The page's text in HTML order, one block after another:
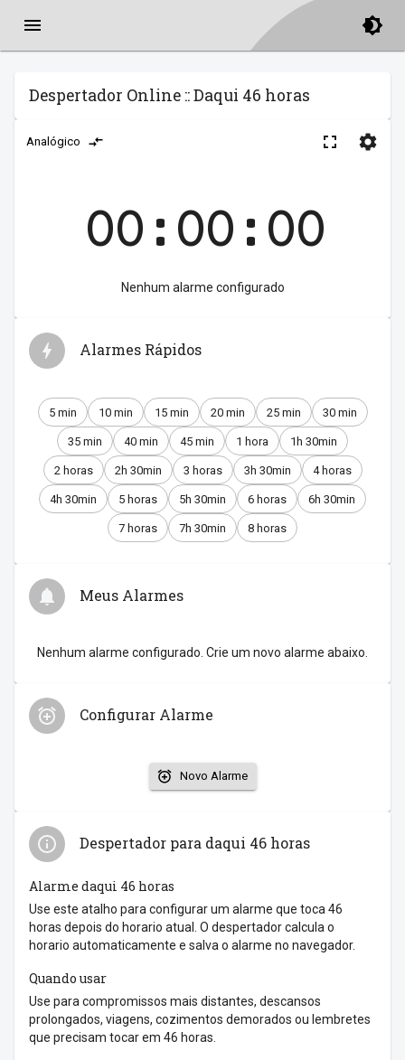
Despertador Online :: Daqui 46 horas
Analógico
00:00:00
Nenhum alarme configurado
Alarmes Rápidos
5 min 10 min 15 min 20 min 25 min 30 min
35 min 40 min 45 min 1 hora 1h 30min
2 horas 2h 30min 3 horas 3h 30min 4 horas
4h 30min 5 horas 5h 30min 6 horas 6h 30min
7 horas 7h 30min 8 horas
Meus Alarmes
Nenhum alarme configurado. Crie um novo alarme abaixo.
Configurar Alarme
Novo Alarme
Despertador para daqui 46 horas
Alarme daqui 46 horas
Use este atalho para configurar um alarme que toca 46
horas depois do horario atual. O despertador calcula o
horario automaticamente e salva o alarme no navegador.
Quando usar
Use para compromissos mais distantes, descansos
prolongados, viagens, cozimentos demorados ou lembretes
que precisam tocar em 46 horas.